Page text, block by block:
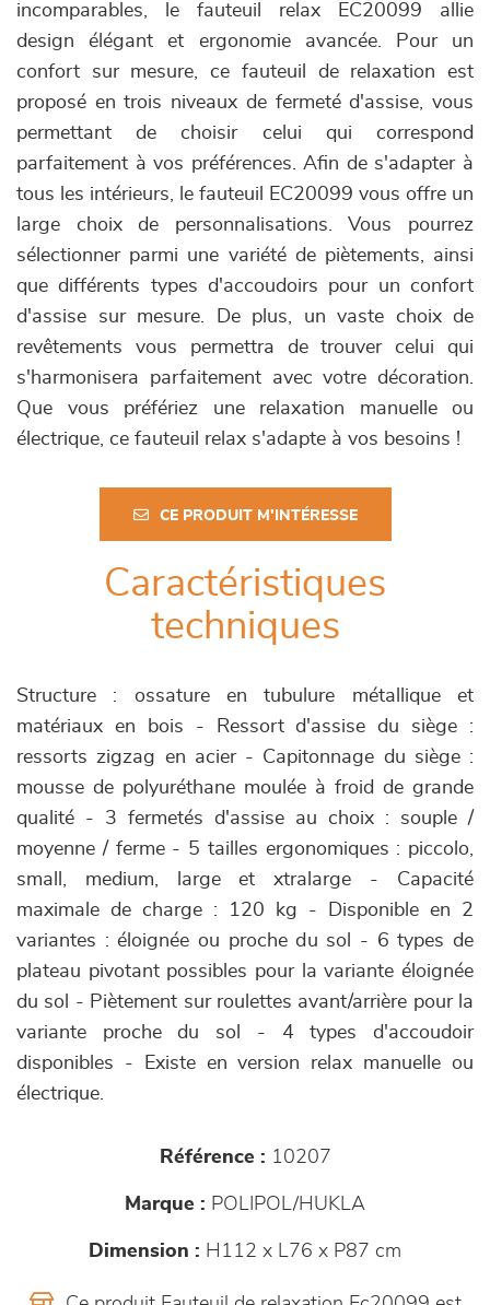
incomparables, le fauteuil relax EC20099 allie
design élégant et ergonomie avancée. Pour un
confort sur mesure, ce fauteuil de relaxation est
proposé en trois niveaux de fermeté d'assise, vous
permettant de choisir celui qui correspond
parfaitement à vos préférences. Afin de s'adapter à
tous les intérieurs, le fauteuil EC20099 vous offre un
large choix de personnalisations. Vous pourrez
sélectionner parmi une variété de piètements, ainsi
que différents types d'accoudoirs pour un confort
d'assise sur mesure. De plus, un vaste choix de
revêtements vous permettra de trouver celui qui
s'harmonisera parfaitement avec votre décoration.
Que vous préfériez une relaxation manuelle ou
électrique, ce fauteuil relax s'adapte à vos besoins !
CE PRODUIT M'INTÉRESSE
Caractéristiques
techniques
Structure : ossature en tubulure métallique et
matériaux en bois - Ressort d'assise du siège :
ressorts zigzag en acier - Capitonnage du siège :
mousse de polyuréthane moulée à froid de grande
qualité - 3 fermetés d'assise au choix : souple /
moyenne / ferme - 5 tailles ergonomiques : piccolo,
small, medium, large et xtralarge - Capacité
maximale de charge : 120 kg - Disponible en 2
variantes : éloignée ou proche du sol - 6 types de
plateau pivotant possibles pour la variante éloignée
du sol - Piètement sur roulettes avant/arrière pour la
variante proche du sol - 4 types d'accoudoir
disponibles - Existe en version relax manuelle ou
électrique.
Référence : 10207
Marque : POLIPOL/HUKLA
Dimension : H112 x L76 x P87 cm